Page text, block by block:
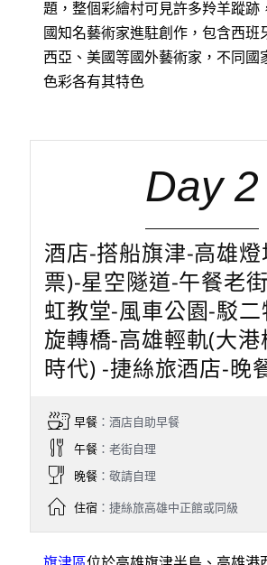
題，整個彩繪村可見許多羚羊蹤跡
國知名藝術家進駐創作，包含西班
西亞、美國等國外藝術家，不同國
色彩各有其特色
Day 2
酒店-搭船旗津-高雄燈
票)-星空隧道-午餐老
虹教堂-風車公園-駁
旋轉橋-高雄輕軌(大
時代) -捷絲旅酒店-晚
早餐：酒店自助早餐
午餐：老街自理
晚餐：敬請自理
住宿：捷絲旅高雄中正館或同級